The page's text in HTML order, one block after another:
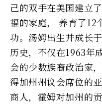
己的双手在美国建立
福的家庭， 养育了12
功。汤姆出生并成长
历史，不仅在1963年
会的少数族裔政治家
得加州州议会席位的
商人，霍姆对加州的